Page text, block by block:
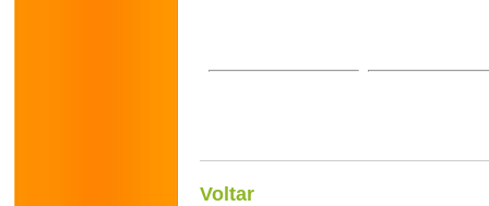
Voltar